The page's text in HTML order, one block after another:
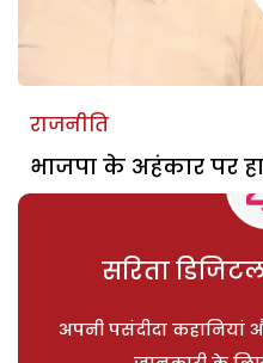
राजनीति
भाजपा के अहंकार पर
सरिता
अपनी पसंदीदा कहानियां